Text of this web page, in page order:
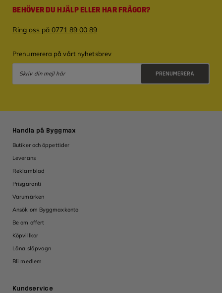
BEHÖVER DU HJÄLP ELLER HAR FRÅGOR?
Ring oss på 0771 89 00 89
Prenumerera på vårt nyhetsbrev
PRENUMERERA
Handla på Byggmax
Butiker och öppettider
Leverans
Reklamblad
Prisgaranti
Varumärken
Ansök om Byggmaxkonto
Be om offert
Köpvillkor
Låna släpvagn
Bli medlem
Kundservice